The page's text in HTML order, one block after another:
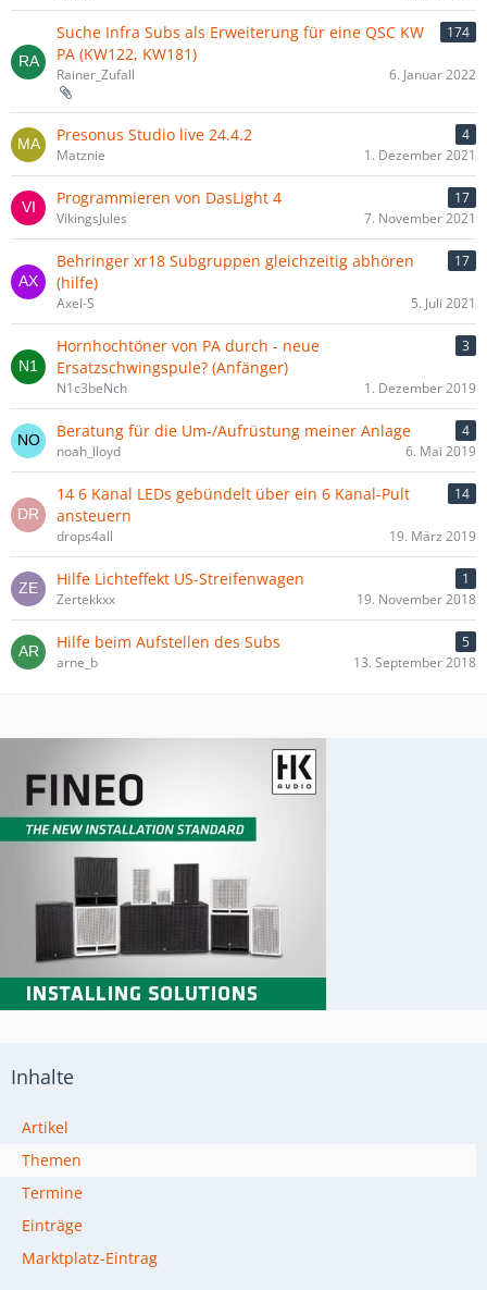
Suche Infra Subs als Erweiterung für eine QSC KW
PA (KW122, KW181)
174
Rainer_Zufall 6. Januar 2022
Presonus Studio live 24.4.2
4
Matznie
1. Dezember 2021
Programmieren von DasLight 4
17
VikingsJules
7. November 2021
Behringer xr18 Subgruppen gleichzeitig abhören
(hilfe)
17
Axel-S 5. Juli 2021
Hornhochtöner von PA durch - neue
Ersatzschwingspule? (Anfänger)
3
N1c3beNch 1. Dezember 2019
Beratung für die Um-/Aufrüstung meiner Anlage
4
noah_lloyd
6. Mai 2019
14 6 Kanal LEDs gebündelt über ein 6 Kanal-Pult
ansteuern
14
drops4all 19. März 2019
Hilfe Lichteffekt US-Streifenwagen
1
Zertekkxx
19. November 2018
Hilfe beim Aufstellen des Subs
5
arne_b
13. September 2018
Inhalte
Artikel
Themen
Termine
Einträge
Marktplatz-Eintrag